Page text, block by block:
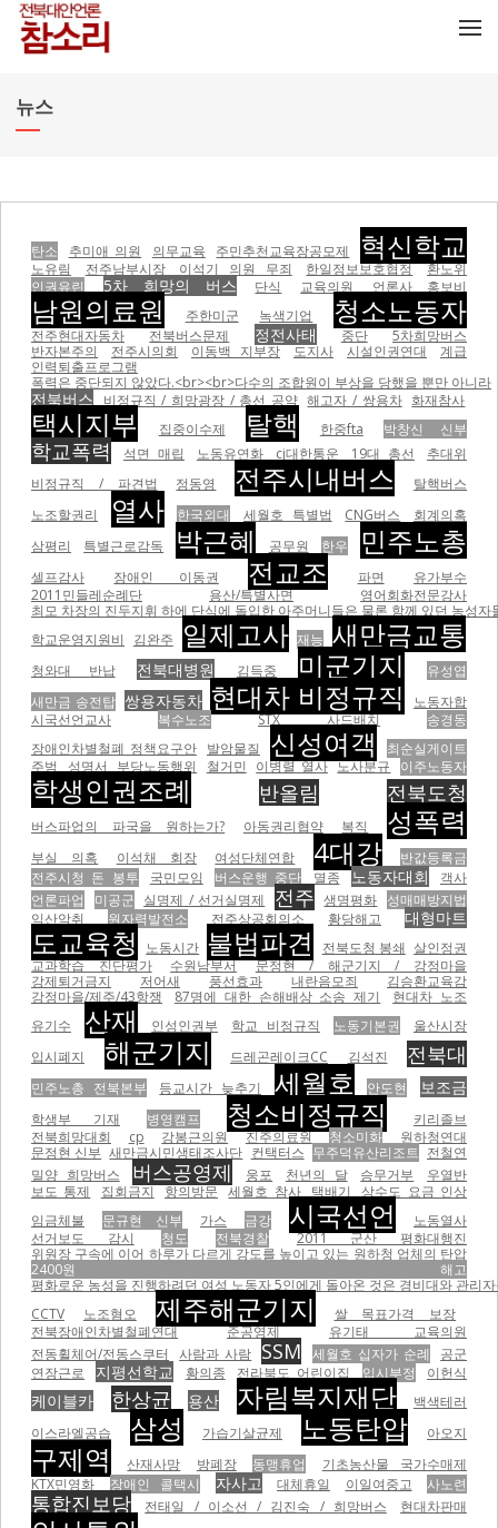
뉴스
탄소 추미애 의원 의무교육 주민추천교육장공모제 혁신학교
노유림 전주남부시장 이석기 의원 무죄 한일정보보호협정
환노위
인권유린
5차 희망의 버스 단식 교육의원 언론사 홍보비
남원의료원 주한미군 녹색기업 청소노동자
전주현대자동차 전북버스문제 정전사태 중단
5차희망버스
반자본주의
전주시의회 이동백 지부장 도지사 시설인권연대
계급
인력퇴출프로그램
폭력은 중단되지 않았다.<br><br>다수의 조합원이 부상을 당했을 뿐만 아니라
전북버스 비정규직 / 희망광장 / 총선 공약 해고자 / 쌍용차 화재참사
택시지부 집중이수제 탈핵 한중fta 박창신 신부
학교폭력 석면 매립 노동유연화 cj대한통운 19대 총선
추대위
비정규직 / 파견법
정동영 전주시내버스
탈핵버스
노조할권리
열사 한국외대 세월호 특별법 CNG버스
회계의혹
삼평리
특별근로감독 박근혜 공무원 한우 민주노총
셀프감사 장애인 이동권 전교조 파면
유가부수
2011민들레순례단
용산/특별사면
영어회화전문강사
최모 차장의 진두지휘 하에 단식에 돌입한 아주머니들은 물론 함께 있던 농
학교운영지원비
김완주 일제고사 재능 새만금교통
청와대 반납 전북대병원 김득중 미군기지
유성엽
새만금 송전탑 쌍용자동차 현대차 비정규직
노동자합
시국선언교사
복수노조 STX 사드배치
송경동
장애인차별철폐 정책요구안 발암물질 신성여객
최순실게이트
주범
성명서 부당노동행위 철거민 이병렬 열사 노사분규 이주노동자
학생인권조례 반올림 전북도청
버스파업의 파국을 원하는가? 아동권리협약 복직 성폭력
부실 의혹 이석채 회장 여성단체연합 4대강
반값등록금
전주시청 돈 봉투
국민모임 버스운행 중단 멸종 노동자대회
객사
언론파업
미공군 실명제 / 선거실명제 전주 생명평화 성매매방지법
익산악취
원자력발전소 전주상공회의소 황당해고 대형마트
도교육청 노동시간 불법파견 전북도청 봉쇄 살인정권
교과학습 진단평가
수원남부서
문정현 / 해군기지 / 강정마을
강제퇴거금지
저어새 풍선효과 내란음모죄
김승환교육감
강정마을/제주/43항쟁
87명에 대한 손해배상 소송 제기
현대차 노조
유기수
산재 인성인권부 학교 비정규직 노동기본권
울산시장
입시폐지
해군기지 드레곤레이크CC 김석진 전북대
민주노총 전북본부 등교시간 늦추기 세월호 안도현 보조금
학생부 기재 병영캠프 청소비정규직
키리졸브
전북희망대회
cp 강봉근의원 진주의료원 청소미화
원하청연대
문정현 신부 새만금시민생태조사단 컨택터스 무주덕유산리조트 전철연
밀양 희망버스
버스공영제 웅포 천년의 달 승무거부
우열반
보도 통제
집회금지 항의방문 세월호 참사 택배기
상수도 요금 인상
임금체불
문규현 신부 가스 금강 시국선언
노동열사
선거보도 감시
청도 전북경찰
2011 군산 평화대행진
위원장 구속에 이어 하루가 다르게 강도를 높이고 있는 원하청 업체의 탄압
2400원 해고
평화로운 농성을 진행하려던 여성 노동자 5인에게 돌아온 것은 경비대와 관
CCTV
노조혐오 제주해군기지
쌀 목표가격 보장
전북장애인차별철폐연대
준공영제
유기태 교육의원
전동휠체어/전동스쿠터
사람과 사람 SSM 세월호 십자가 순례
공군
연장근로
지평선학교 황의종 전라북도 어린이집 입시부정 이헌식
케이블카 한상균 용산 자림복지재단
백색테러
이스라엘공습
삼성 가습기살균제 노동탄압 아오지
구제역 산재사망 방폐장 동맹휴업
기초농산물 국가수매제
KTX민영화
장애인 콜택시 자사고 대체휴일 이일여중고 사노련
통합진보당 전태일 / 이소선 / 김진숙 / 희망버스 현대차판매